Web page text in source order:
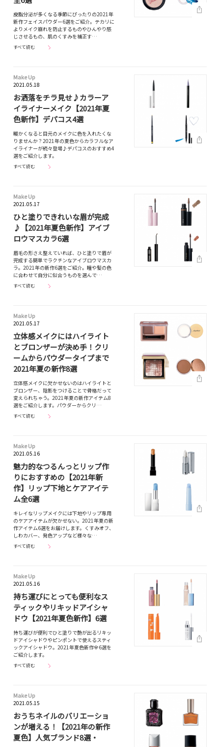
皮脂分泌が多くなる季節にぴったりの2021年
新作フェイスパウダー6選をご紹介。テカリに
よりメイク崩れを防止するものやひんやり感
じさせるもの、肌のくすみを補正す…
すべて読む
Make Up
2021.05.18
お洒落をチラ見せ♪カラーア
イライナーメイク【2021年夏
色新作】デパコス4選
暖かくなると目元のメイクに色を入れたくな
りませんか？2021年の夏色からカラフルなア
イライナーが続々登場♪デパコスのおすすめ4
選をご紹介します。
すべて読む
Make Up
2021.05.17
ひと塗りできれいな眉が完成
♪【2021年夏色新作】アイブ
ロウマスカラ6選
眉毛の形さえ整えていれば、ひと塗りで眉が
完成する簡単でラクチンなアイブロウマスカ
ラ。2021年の新作6選をご紹介。瞳や髪の色
に合わせて自分に似合うものを選んで…
すべて読む
Make Up
2021.05.17
立体感メイクにはハイライト
とブロンザーが決め手！クリ
ームからパウダータイプまで
2021年夏の新作8選
立体感メイクに欠かせないのはハイライトと
ブロンザー、陰影をつけることで骨格だって
変えられちゃう。2021年夏の新作アイテム8
選をご紹介します。パウダーからクリ…
すべて読む
Make Up
2021.05.16
魅力的なつるんっとリップ作
りにおすすめの【2021年新
作】リップ下地とケアアイテ
ム全6選
キレイなリップメイクには下地やリップ専用
のケアアイテムが欠かせない。2021年夏の新
作アイテム6選をお届けします。くすみオフ、
しわカバー、発色アップなど様々な…
すべて読む
Make Up
2021.05.16
持ち運びにとっても便利なス
ティックやリキッドアイシャ
ドウ【2021年夏色新作】6選
持ち運びが便利でひと塗りで艶が出るリキッ
ドアイシャドウやピンポントで使えるスティ
ックアイシャドウ。2021年夏色新作全6選を
ご紹介します。
すべて読む
Make Up
2021.05.15
おうちネイルのバリエーショ
ンが増える！【2021年の新作
夏色】人気ブランド8選・